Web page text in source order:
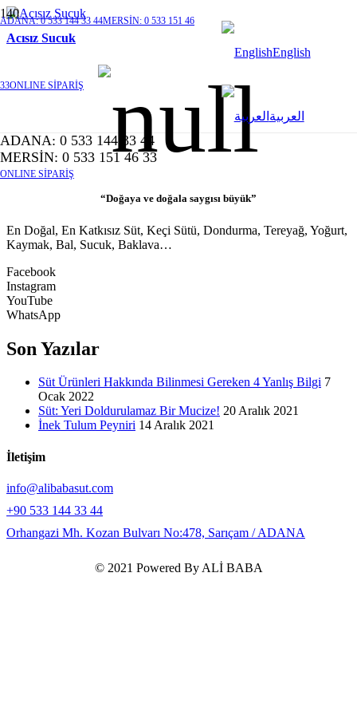
ADANA: 0 533 144 33 44MERSİN: 0 533 151 46
33ONLINE SİPARİŞ
English
العربية
ADANA: 0 533 144 33 44
MERSİN: 0 533 151 46 33
ONLINE SİPARİŞ
Acısız Sucuk
“Doğaya ve doğala saygısı büyük”
En Doğal, En Katkısız Süt, Keçi Sütü, Dondurma, Tereyağ, Yoğurt,
Kaymak, Bal, Sucuk, Baklava…
Facebook
Instagram
YouTube
WhatsApp
Son Yazılar
Süt Ürünleri Hakkında Bilinmesi Gereken 4 Yanlış Bilgi 7
Ocak 2022
Süt: Yeri Doldurulamaz Bir Mucize! 20 Aralık 2021
İnek Tulum Peyniri 14 Aralık 2021
İletişim
info@alibabasut.com
+90 533 144 33 44
Orhangazi Mh. Kozan Bulvarı No:478, Sarıçam / ADANA
© 2021 Powered By ALİ BABA